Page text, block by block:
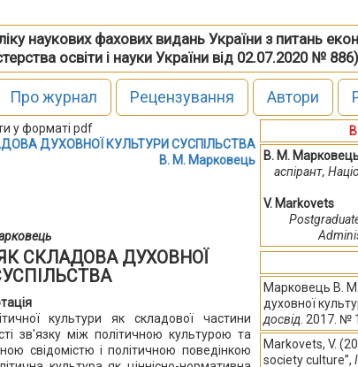
наукових фахових видань України з питань
освіти і науки України від 02.07.2020 № 886)
Про журнал Рецензування Автори
ДУХОВНОЇ КУЛЬТУРИ СУСПІЛЬСТВА
В. М. Марковець
СКЛАДОВА ДУХОВНОЇ
культури як складової частини
зв'язку між політичною культурою та
свідомістю і політичною поведінкою
В. М.
аспірант,
V. Markovets
Марковець В. М.
духовної
досвід. 2017. №
Markovets, V.
society culture”,